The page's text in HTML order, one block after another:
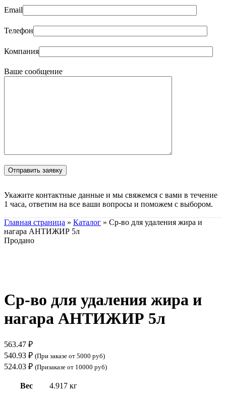
Email
Телефон
Компания
Ваше сообщение
Укажите контактные данные и мы свяжемся с вами в течение
1 часа, ответим на все ваши вопросы и поможем с выбором.
Главная страница » Каталог » Ср-во для удаления жира и
нагара АНТИЖИР 5л
Продано
Ср-во для удаления жира и
нагара АНТИЖИР 5л
563.47 ₽
540.93 ₽ (При заказе от 5000 руб)
524.03 ₽ (Призаказе от 10000 руб)
Вес 4.917 кг